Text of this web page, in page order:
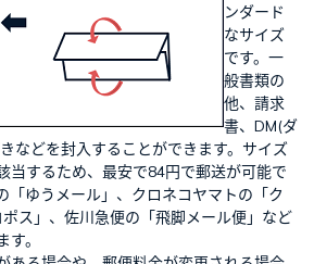
ンダード
なサイズ
です。一
般書類の
他、請求
書、DM(ダ
などを封入することができます。サイズ
当するため、最安で84円で郵送が可能で
「ゆうメール」、クロネコヤマトの「ク
ス」、佐川急便の「飛脚メール便」など
。